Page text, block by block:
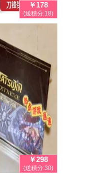
￥178
(送積分:18)
￥298
(送積分:30)